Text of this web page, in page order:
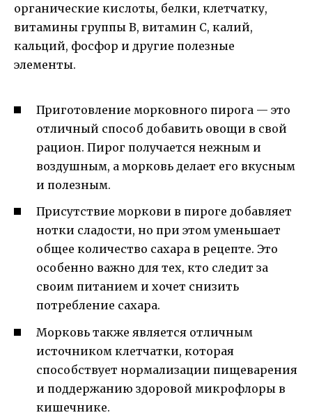
органические кислоты, белки, клетчатку,
витамины группы В, витамин C, калий,
кальций, фосфор и другие полезные
элементы.
Приготовление морковного пирога — это
отличный способ добавить овощи в свой
рацион. Пирог получается нежным и
воздушным, а морковь делает его вкусным
и полезным.
Присутствие моркови в пироге добавляет
нотки сладости, но при этом уменьшает
общее количество сахара в рецепте. Это
особенно важно для тех, кто следит за
своим питанием и хочет снизить
потребление сахара.
Морковь также является отличным
источником клетчатки, которая
способствует нормализации пищеварения
и поддержанию здоровой микрофлоры в
кишечнике.